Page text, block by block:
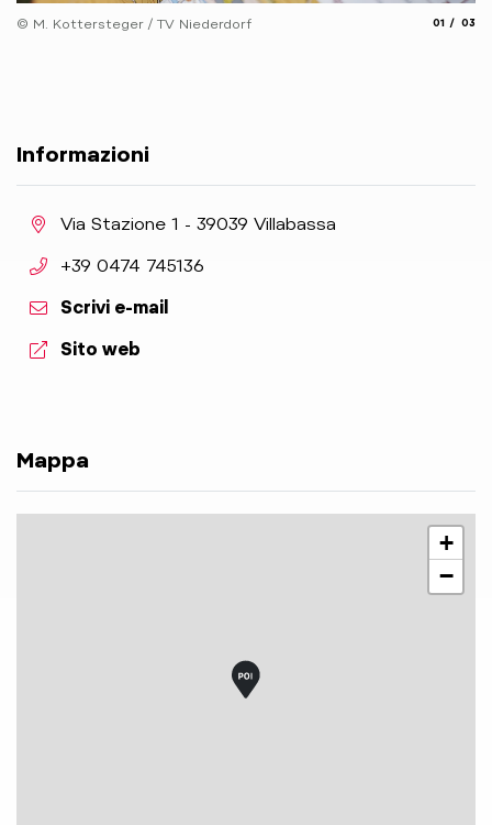
© M. Kottersteger / TV Niederdorf 01 03
Informazioni
aria.location:
Via Stazione 1 - 39039 Villabassa
aria.phone:
+39 0474 745136
Scrivi e-mail
aria.website:
Sito web
Mappa
+
−